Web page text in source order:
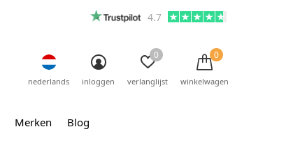
Merken Blog
nederlands inloggen verlanglijst
0
winkelwagen
0
4.7